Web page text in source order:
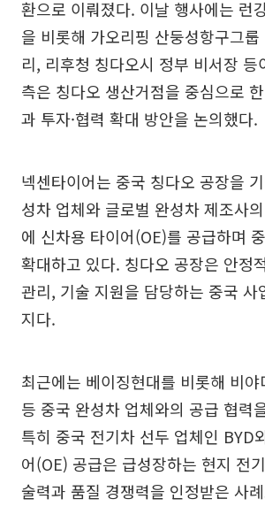
환으로 이뤄졌다. 이날 행사에는 런
을 비롯해 가오리핑 산둥성항구그
리, 리후청 칭다오시 정부 비서장 등
측은 칭다오 생산거점을 중심으로
과 투자·협력 확대 방안을 논의했다.
넥센타이어는 중국 칭다오 공장을
성차 업체와 글로벌 완성차 제조사
에 신차용 타이어(OE)를 공급하며
확대하고 있다. 칭다오 공장은 안정
관리, 기술 지원을 담당하는 중국 사
지다.
최근에는 베이징현대를 비롯해 비
등 중국 완성차 업체와의 공급 협력
특히 중국 전기차 선두 업체인 BYD
어(OE) 공급은 급성장하는 현지 전
술력과 품질 경쟁력을 인정받은 사